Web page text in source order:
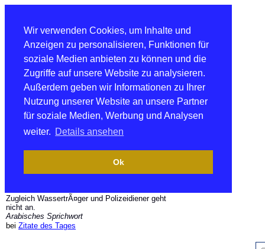
Wir verwenden Cookies, um Inhalte und
Anzeigen zu personalisieren, Funktionen für
soziale Medien anbieten zu können und die
Zugriffe auf unsere Website zu analysieren.
Außerdem geben wir Informationen zu Ihrer
Nutzung unserer Website an unsere Partner
für soziale Medien, Werbung und Analysen
weiter. Details ansehen
Ok
Zugleich WassertrÃ¤ger und Polizeidiener geht
nicht an.
Arabisches Sprichwort
bei Zitate des Tages